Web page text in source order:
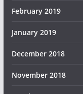
February 2019
January 2019
December 2018
November 2018